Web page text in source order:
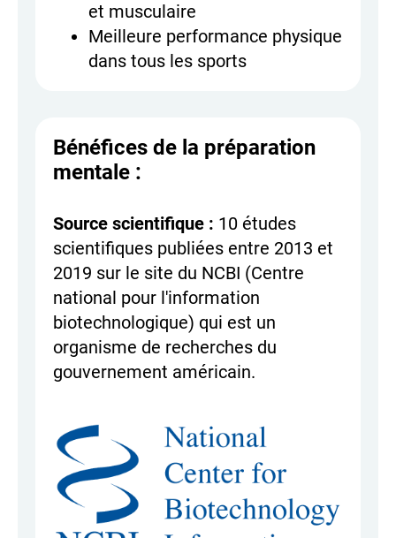
et musculaire
Meilleure performance physique
dans tous les sports
Bénéfices de la préparation
mentale :
Source scientifique : 10 études
scientifiques publiées entre 2013 et
2019 sur le site du NCBI (Centre
national pour l'information
biotechnologique) qui est un
organisme de recherches du
gouvernement américain.